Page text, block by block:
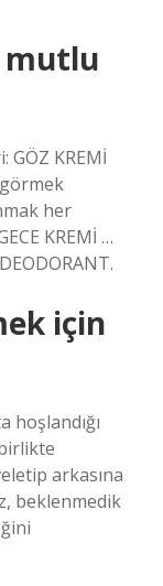
mutlu
GÖZ KREMİ
her
KREMİ …
için
hoşlandığı
arkasına
beklenmedik